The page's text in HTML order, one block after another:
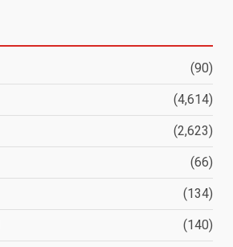
(90)
(4,614)
(2,623)
(66)
(134)
(140)